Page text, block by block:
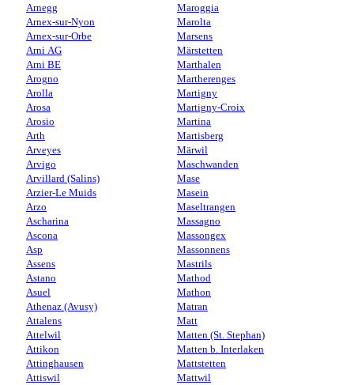
Arnegg
Arnex-sur-Nyon
Arnex-sur-Orbe
Arni AG
Arni BE
Arogno
Arolla
Arosa
Arosio
Arth
Arveyes
Arvigo
Arvillard (Salins)
Arzier-Le Muids
Arzo
Ascharina
Ascona
Asp
Assens
Astano
Asuel
Athenaz (Avusy)
Attalens
Attelwil
Attikon
Attinghausen
Attiswil
Maroggia
Marolta
Marsens
Märstetten
Marthalen
Martherenges
Martigny
Martigny-Croix
Martina
Martisberg
Märwil
Maschwanden
Mase
Masein
Maseltrangen
Massagno
Massongex
Massonnens
Mastrils
Mathod
Mathon
Matran
Matt
Matten (St. Stephan)
Matten b. Interlaken
Mattstetten
Mattwil